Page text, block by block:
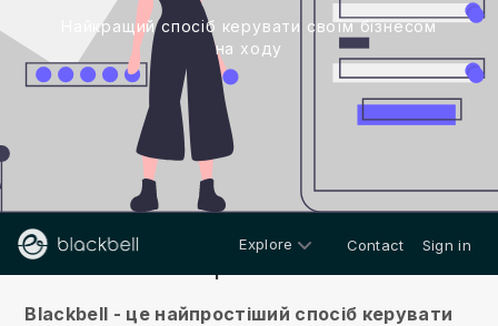
Найкращий спосіб керувати своїм бізнесом
на ходу
Explore Contact Sign in
Blackbell - це найпростіший спосіб керувати